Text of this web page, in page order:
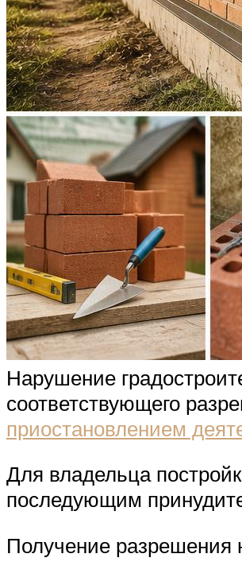
Нарушение
соответствующего
приостановлением
Для владельца
последующим
Получение разрешения